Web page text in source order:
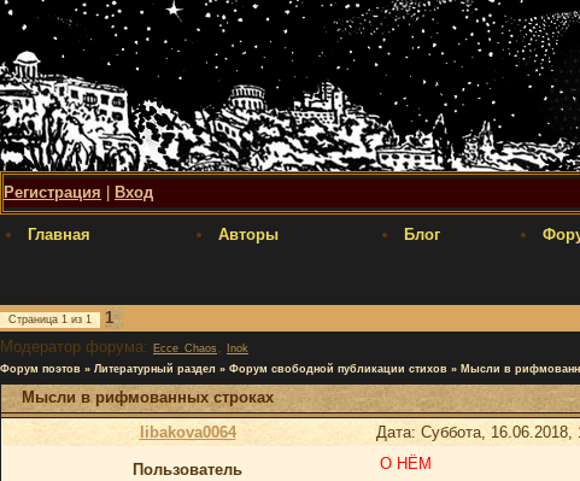
Регистрация Вход
Главная Авторы Блог
Страница 1 из 1
1
Модератор форума: Ecce_Chaos ,
Inok
Форум поэтов » Литературный раздел » Форум свободной публикации стихов » Мысли в
Мысли в рифмованных строках
libakova0064
Дата: Суббота,
Пользователь
О НЁМ